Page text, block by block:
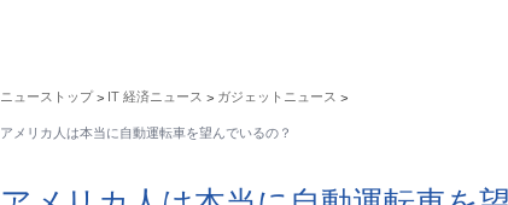
ニューストップ > IT 経済ニュース > ガジェットニュース >
アメリカ人は本当に自動運転車を望んでいるの？